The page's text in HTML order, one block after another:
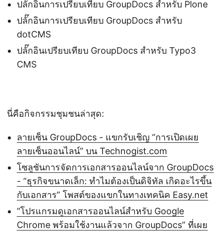
ปลั๊กอินการเปรียบเทียบ GroupDocs สำหรับ Plone
ปลั๊กอินการเปรียบเทียบ GroupDocs สำหรับ
dotCMS
ปลั๊กอินเปรียบเทียบ GroupDocs สำหรับ Typo3
CMS
นี่คือกิจกรรมชุมชนล่าสุด:
ลายเซ็น GroupDocs - แขกรับเชิญ “การเปิดเผย
ลายเซ็นออนไลน์” บน Technogist.com
โซลูชันการจัดการเอกสารออนไลน์จาก GroupDocs
- “ธุรกิจขนาดเล็ก: ทำไมต้องเป็นดิจิทัล เกิดอะไรขึ้น
กับเอกสาร” โพสต์ของแขกในทางเทคนิค Easy.net
“โปรแกรมดูเอกสารออนไลน์สำหรับ Google
Chrome พร้อมใช้งานแล้วจาก GroupDocs” ที่เผย